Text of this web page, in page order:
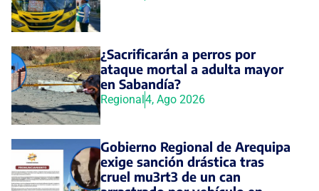
¿Sacrificarán a perros por
ataque mortal a adulta mayor
en Sabandía?
Regional 4, Ago 2026
Gobierno Regional de Arequipa
exige sanción drástica tras
cruel mu3rt3 de un can